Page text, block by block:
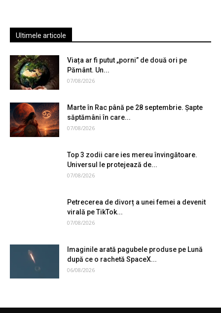
Ultimele articole
Viața ar fi putut „porni” de două ori pe
Pământ. Un...
07/08/2026
Marte în Rac până pe 28 septembrie. Șapte
săptămâni în care...
07/08/2026
Top 3 zodii care ies mereu învingătoare.
Universul le protejează de...
07/08/2026
Petrecerea de divorț a unei femei a devenit
virală pe TikTok...
07/08/2026
Imaginile arată pagubele produse pe Lună
după ce o rachetă SpaceX...
06/08/2026